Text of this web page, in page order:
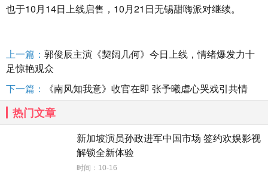
也于10月14日上线启售，10月21日无锡甜嗨派对继续。
上一篇： 郭俊辰主演《契阔几何》今日上线，情绪爆发力十
足惊艳观众
下一篇：
《南风知我意》收官在即 张予曦虐心哭戏引共情
热门文章
新加坡演员孙政进军中国市场 签约欢娱影视
解锁全新体验
时间：10-16